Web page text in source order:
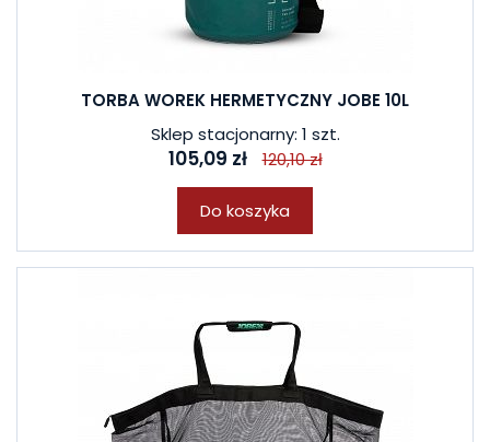
TORBA WOREK HERMETYCZNY JOBE 10L
Sklep stacjonarny: 1 szt.
105,09 zł 120,10 zł
Do koszyka